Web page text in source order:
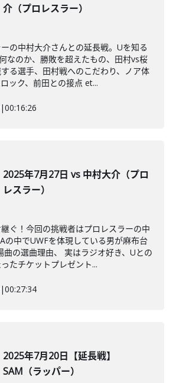
介（プロレスラー）
の中村大介さんとの延長戦。Uを知る
なのか、勝敗を超えたもの、田村vs桜
る選手、田村戦へのこだわり、ノア体
ック、前田との接点 et...
|00:16:26
2025年7月27日 vs 中村大介（プロ
レスラー）
ぐ！今回の挑戦者はプロレスラーの中
の中でUWFを体現している男が麻布台
曲の選曲理由、 実はラジオ好き、Uとの
たチケットプレゼント...
|00:27:34
2025年7月20日【延長戦】
SAM（ラッパー）